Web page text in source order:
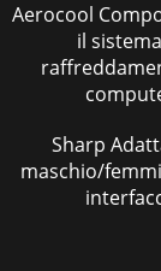
Aerocool
il
Sharp
maschio/